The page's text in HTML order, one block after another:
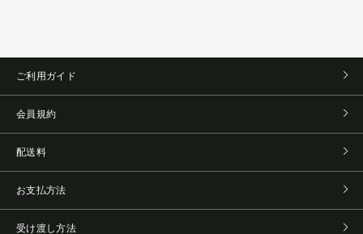
ご利用ガイド
会員規約
配送料
お支払方法
受け渡し方法